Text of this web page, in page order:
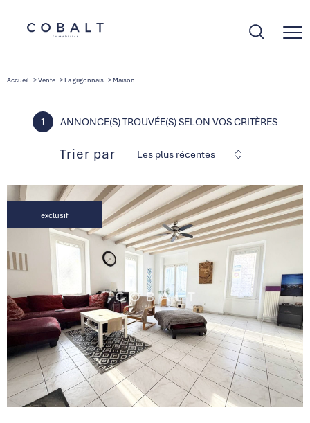
Accueil Vente La grigonnais Maison
1 ANNONCE(S) TROUVÉE(S) SELON VOS CRITÈRES
Trier par Les plus récentes
exclusif